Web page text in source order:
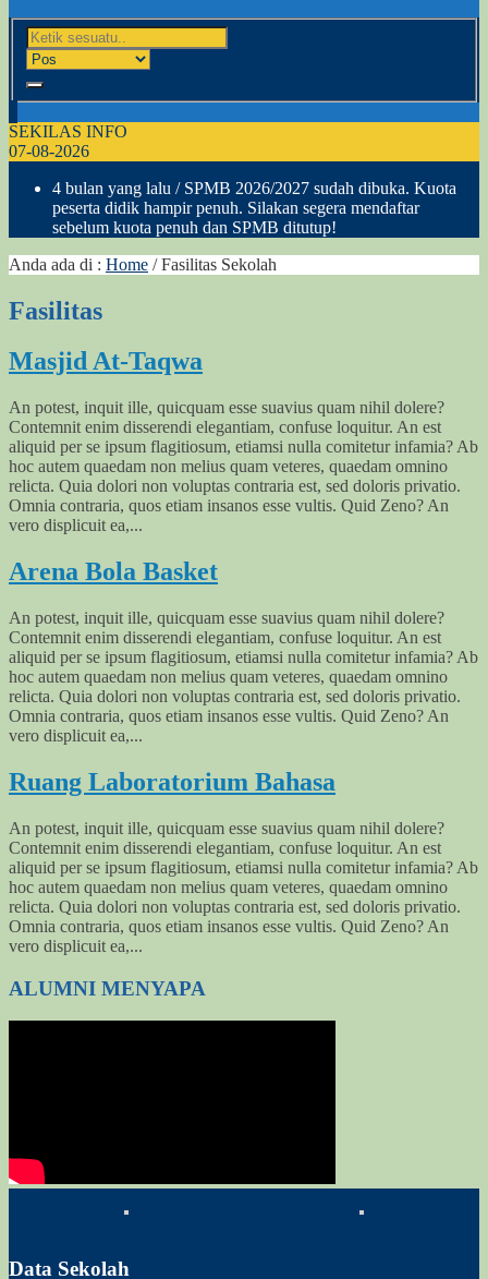
SEKILAS INFO
07-08-2026
4 bulan yang lalu / SPMB 2026/2027 sudah dibuka. Kuota
peserta didik hampir penuh. Silakan segera mendaftar
sebelum kuota penuh dan SPMB ditutup!
Anda ada di : Home /Fasilitas Sekolah
Fasilitas
Masjid At-Taqwa
An potest, inquit ille, quicquam esse suavius quam nihil dolere?
Contemnit enim disserendi elegantiam, confuse loquitur. An est
aliquid per se ipsum flagitiosum, etiamsi nulla comitetur infamia? Ab
hoc autem quaedam non melius quam veteres, quaedam omnino
relicta. Quia dolori non voluptas contraria est, sed doloris privatio.
Omnia contraria, quos etiam insanos esse vultis. Quid Zeno? An
vero displicuit ea,...
Arena Bola Basket
An potest, inquit ille, quicquam esse suavius quam nihil dolere?
Contemnit enim disserendi elegantiam, confuse loquitur. An est
aliquid per se ipsum flagitiosum, etiamsi nulla comitetur infamia? Ab
hoc autem quaedam non melius quam veteres, quaedam omnino
relicta. Quia dolori non voluptas contraria est, sed doloris privatio.
Omnia contraria, quos etiam insanos esse vultis. Quid Zeno? An
vero displicuit ea,...
Ruang Laboratorium Bahasa
An potest, inquit ille, quicquam esse suavius quam nihil dolere?
Contemnit enim disserendi elegantiam, confuse loquitur. An est
aliquid per se ipsum flagitiosum, etiamsi nulla comitetur infamia? Ab
hoc autem quaedam non melius quam veteres, quaedam omnino
relicta. Quia dolori non voluptas contraria est, sed doloris privatio.
Omnia contraria, quos etiam insanos esse vultis. Quid Zeno? An
vero displicuit ea,...
ALUMNI MENYAPA
Data Sekolah